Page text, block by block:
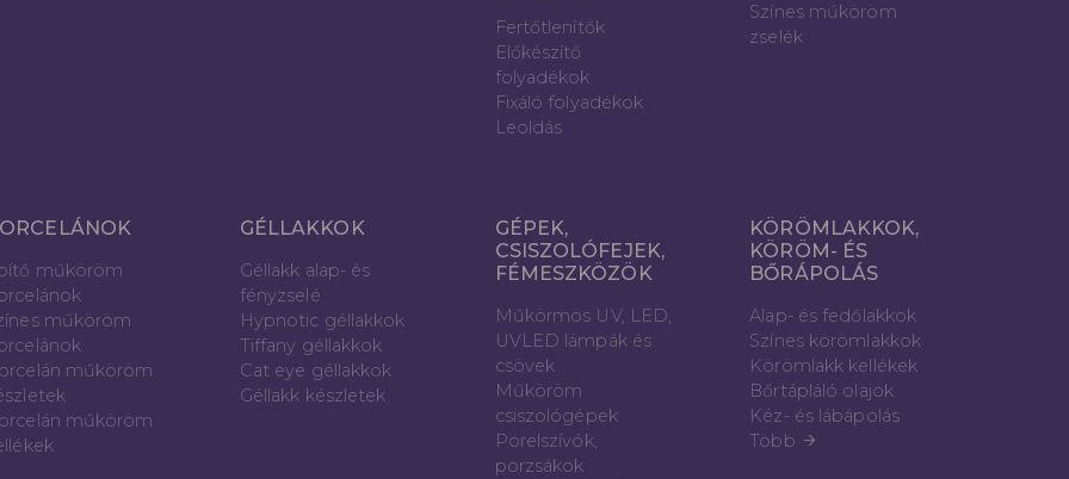
Fertőtlenítők
Előkészítő
folyadékok
Fixáló folyadékok
Leoldás
Színes műköröm
zselék
műköröm
műköröm
műköröm
műköröm
GÉLLAKKOK
Géllakk alap- és
fényzselé
Hypnotic géllakkok
Tiffany géllakkok
Cat eye géllakkok
Géllakk készletek
GÉPEK,
CSISZOLÓFEJEK,
FÉMESZKÖZÖK
Műkörmös UV, LED,
UVLED lámpák és
csövek
Műköröm
csiszológépek
Porelszívók,
porzsákok
KÖRÖMLAKKOK,
KÖRÖM- ÉS
BŐRÁPOLÁS
Alap- és fedőlakkok
Színes körömlakkok
Körömlakk kellékek
Bőrtápláló olajok
Kéz- és lábápolás
Több arrow_forward